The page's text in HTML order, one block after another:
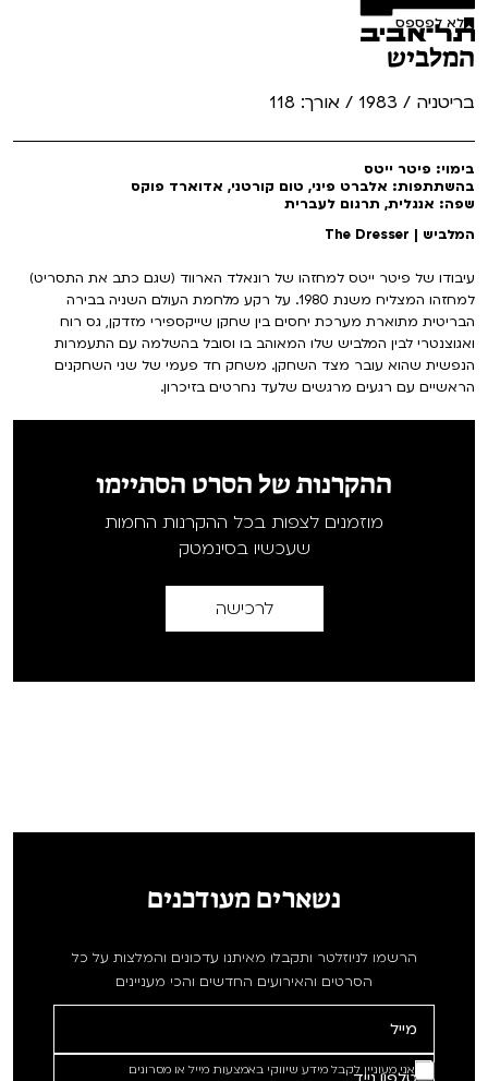
המלביש
בריטניה / 1983 / אורך: 118
לא לפספס
בימוי: פיטר ייטס
בהשתתפות: אלברט פיני, טום קורטני, אדוארד פוקס
שפה: אנגלית, תרגום לעברית
המלביש | The Dresser
עיבודו של פיטר ייטס למחזהו של רונאלד הארווד (שגם כתב את התסריט)
למחזהו המצליח משנת 1980. על רקע מלחמת העולם השניה בבירה
הבריטית מתוארת מערכת יחסים בין שחקן שייקספירי מזדקן, גס רוח
ואגוצנטרי לבין המלביש שלו המאוהב בו וסובל בהשלמה עם התעמרות
הנפשית שהוא עובר מצד השחקן. משחק חד פעמי של שני השחקנים
הראשיים עם רגעים מרגשים שלעד נחרטים בזיכרון.
ההקרנות של הסרט הסתיימו
מוזמנים לצפות בכל ההקרנות החמות
שעכשיו בסינמטק
לרכישה
נשארים מעודכנים
הרשמו לניוזלטר ותקבלו מאיתנו עדכונים והמלצות על כל
הסרטים והאירועים החדשים והכי מעניינים
אני מעוניין לקבל מידע שיווקי באמצעות מייל או מסרונים